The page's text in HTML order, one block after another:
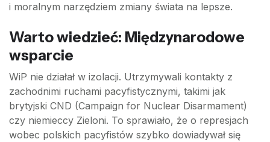
i moralnym narzędziem zmiany świata na lepsze.
Warto wiedzieć: Międzynarodowe
wsparcie
WiP nie działał w izolacji. Utrzymywali kontakty z
zachodnimi ruchami pacyfistycznymi, takimi jak
brytyjski CND (Campaign for Nuclear Disarmament)
czy niemieccy Zieloni. To sprawiało, że o represjach
wobec polskich pacyfistów szybko dowiadywał się